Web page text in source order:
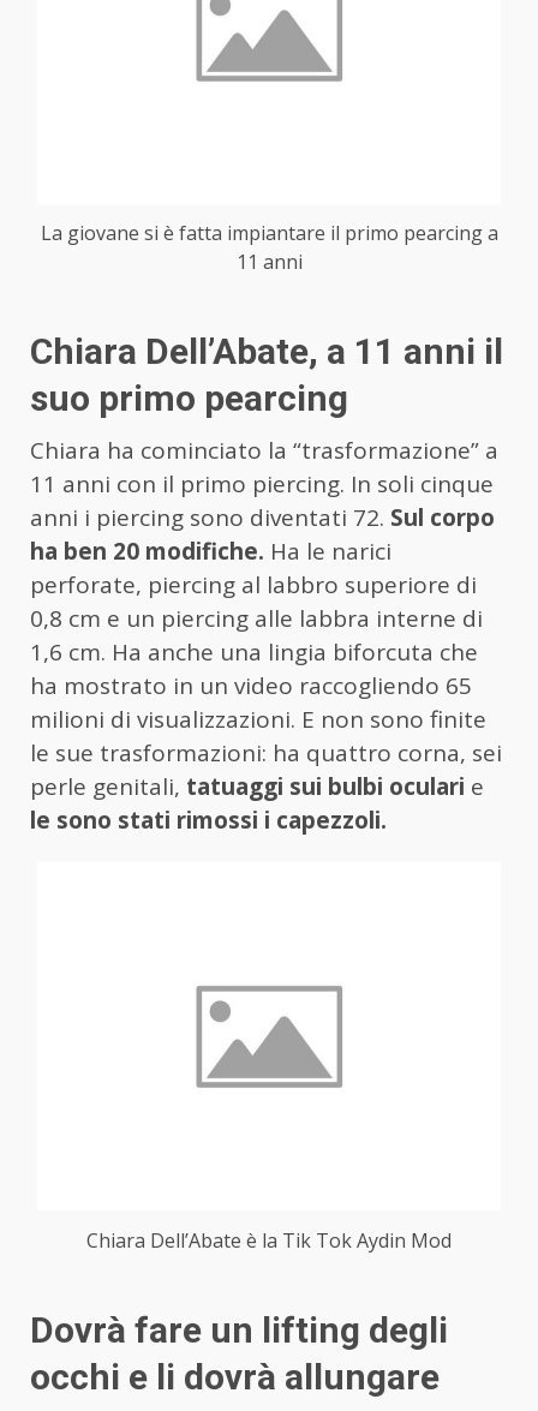
La giovane si è fatta impiantare il primo pearcing a
11 anni
Chiara Dell’Abate, a 11 anni il
suo primo pearcing
Chiara ha cominciato la “trasformazione” a
11 anni con il primo piercing. In soli cinque
anni i piercing sono diventati 72. Sul corpo
ha ben 20 modifiche. Ha le narici
perforate, piercing al labbro superiore di
0,8 cm e un piercing alle labbra interne di
1,6 cm. Ha anche una lingia biforcuta che
ha mostrato in un video raccogliendo 65
milioni di visualizzazioni. E non sono finite
le sue trasformazioni: ha quattro corna, sei
perle genitali, tatuaggi sui bulbi oculari e
le sono stati rimossi i capezzoli.
Chiara Dell’Abate è la Tik Tok Aydin Mod
Dovrà fare un lifting degli
occhi e li dovrà allungare